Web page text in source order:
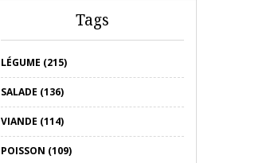
Tags
LÉGUME (215)
SALADE (136)
VIANDE (114)
POISSON (109)